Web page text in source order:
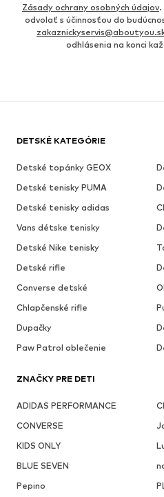
Zásady ochrany osobných údajov.
odvolať s účinnosťou do
odhlásenia na konci
DETSKÉ KATEGÓRIE
Detské topánky GEOX
Detské tenisky PUMA
Detské tenisky adidas
Vans détske tenisky
Detské Nike tenisky
Detské rifle
Converse detské
Chlapčenské rifle
Dupačky
Paw Patrol oblečenie
ZNAČKY PRE DETI
ADIDAS PERFORMANCE
CONVERSE
KIDS ONLY
BLUE SEVEN
Pepino